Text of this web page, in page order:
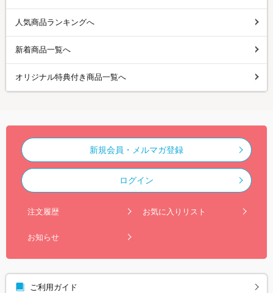
人気商品ランキングへ
新着商品一覧へ
オリジナル特典付き商品一覧へ
新規会員・メルマガ登録
ログイン
注文履歴 お気に入りリスト
お知らせ
ご利用ガイド